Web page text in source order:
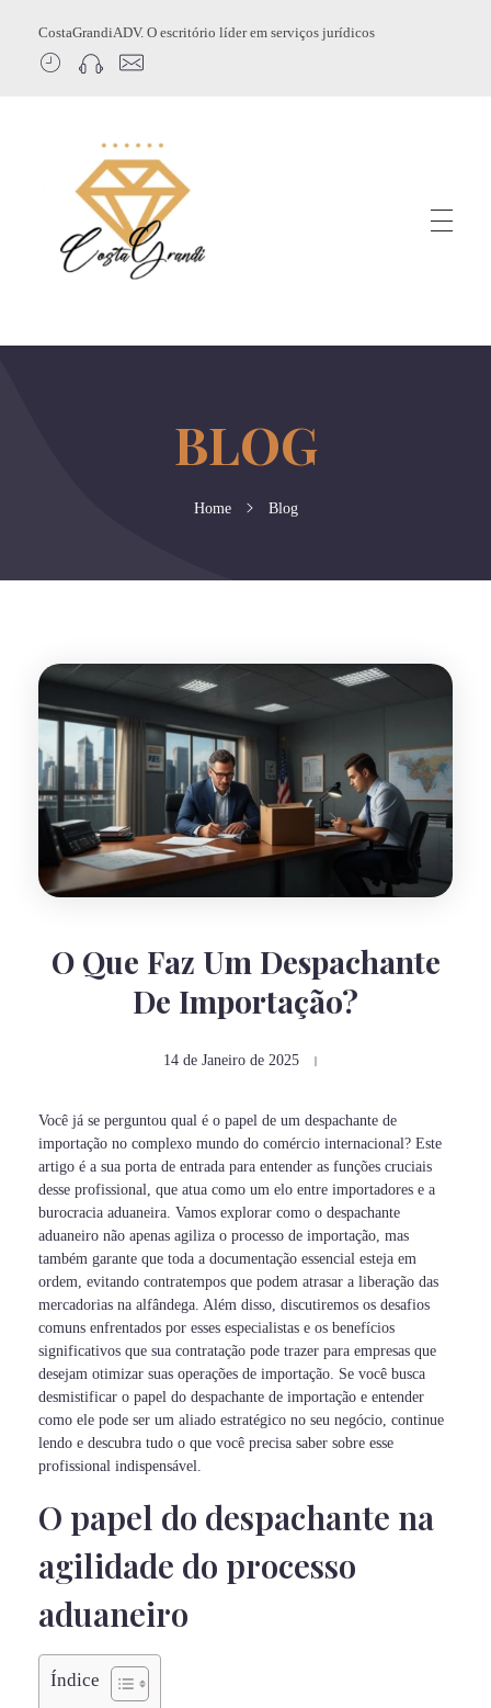
CostaGrandiADV. O escritório líder em serviços jurídicos
Home Blog
O Que Faz Um Despachante
De Importação?
14 de Janeiro de 2025
Você já se perguntou qual é o papel de um despachante de
importação no complexo mundo do comércio internacional? Este
artigo é a sua porta de entrada para entender as funções cruciais
desse profissional, que atua como um elo entre importadores e a
burocracia aduaneira. Vamos explorar como o despachante
aduaneiro não apenas agiliza o processo de importação, mas
também garante que toda a documentação essencial esteja em
ordem, evitando contratempos que podem atrasar a liberação das
mercadorias na alfândega. Além disso, discutiremos os desafios
comuns enfrentados por esses especialistas e os benefícios
significativos que sua contratação pode trazer para empresas que
desejam otimizar suas operações de importação. Se você busca
desmistificar o papel do despachante de importação e entender
como ele pode ser um aliado estratégico no seu negócio, continue
lendo e descubra tudo o que você precisa saber sobre esse
profissional indispensável.
O papel do despachante na
agilidade do processo
aduaneiro
Índice